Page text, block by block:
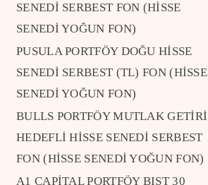
SENEDİ SERBEST FON (HİSSE
SENEDİ YOĞUN FON)
PUSULA PORTFÖY DOĞU HİSSE
SENEDİ SERBEST (TL) FON (HİSSE
SENEDİ YOĞUN FON)
BULLS PORTFÖY MUTLAK GETİRİ
HEDEFLİ HİSSE SENEDİ SERBEST
FON (HİSSE SENEDİ YOĞUN FON)
A1 CAPİTAL PORTFÖY BIST 30